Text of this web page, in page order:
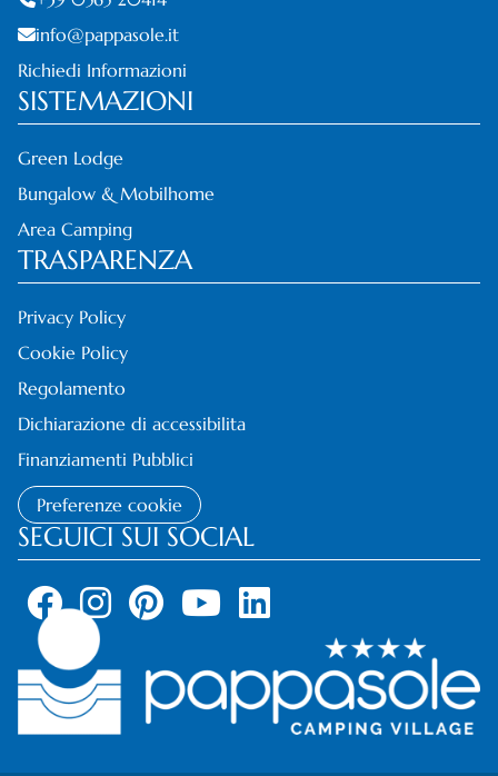
info@pappasole.it
Richiedi Informazioni
SISTEMAZIONI
Green Lodge
Bungalow & Mobilhome
Area Camping
TRASPARENZA
Privacy Policy
Cookie Policy
Regolamento
Dichiarazione di accessibilita
Finanziamenti Pubblici
Preferenze cookie
SEGUICI SUI SOCIAL